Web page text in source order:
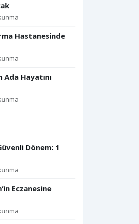
Hastanesinde
Hayatını
Dönem: 1
Eczanesine